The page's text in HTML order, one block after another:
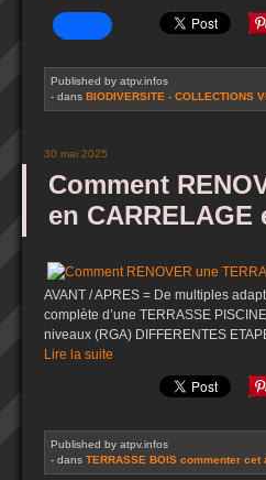
Published by atpv.infos
- dans BIODIVERSITE - COLLECTIONS
30 mai 2025
Comment
en CARRELAGE
AVANT / APRES = De multiples
complète d’une TERRASSE
niveaux (RGA) DIFFERENTES
Lire la suite
Published by atpv.infos
- dans TERRASSE BOIS commenter cet